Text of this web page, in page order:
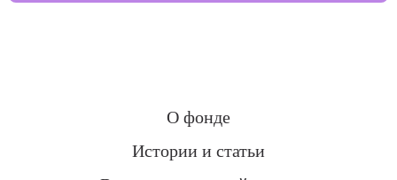
О фонде
Истории и статьи